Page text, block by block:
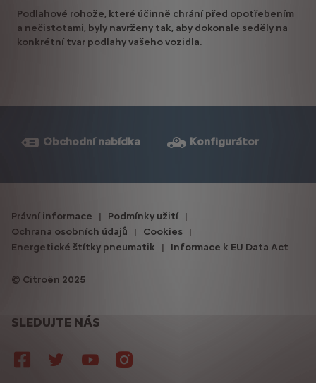
Podlahové rohože, které účinně chrání před opotřebením
a nečistotami, byly navrženy tak, aby dokonale seděly na
konkrétní tvar podlahy vašeho vozidla.
Obchodní nabídka Konfigurátor
SLEDUJTE NÁS
Citroën 2025
Právní informace
Podmínky užití
Ochrana osobních údajů
Cookies
Energetické štítky pneumatik
Informace k EU Data Act